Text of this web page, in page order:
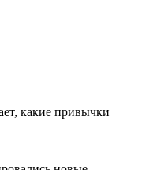
какие привычки